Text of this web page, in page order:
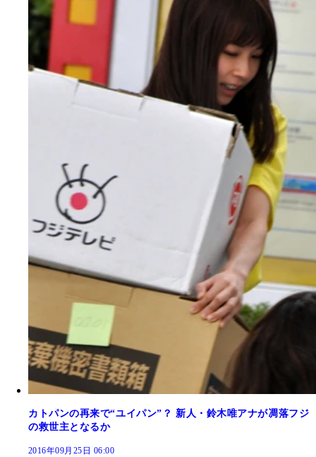
カトパンの再来で“ユイパン”？ 新人・鈴木唯アナが凋落フジ
の救世主となるか
2016年09月25日 06:00